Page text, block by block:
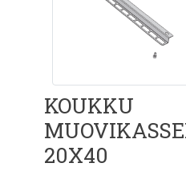
KOUKKU
20X40